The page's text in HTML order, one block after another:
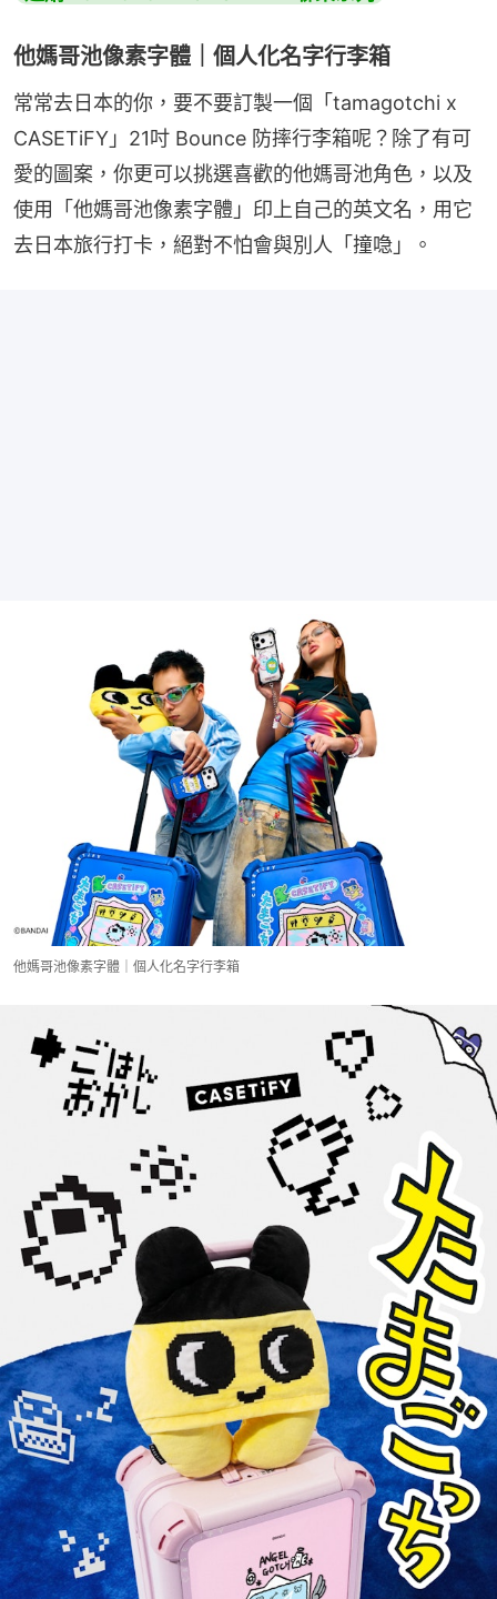
他媽哥池像素字體｜個人化名字行李箱
常常去日本的你，要不要訂製一個「tamagotchi x
CASETiFY」21吋 Bounce 防摔行李箱呢？除了有可
愛的圖案，你更可以挑選喜歡的他媽哥池角色，以及
使用「他媽哥池像素字體」印上自己的英文名，用它
去日本旅行打卡，絕對不怕會與別人「撞喼」。
他媽哥池像素字體｜個人化名字行李箱